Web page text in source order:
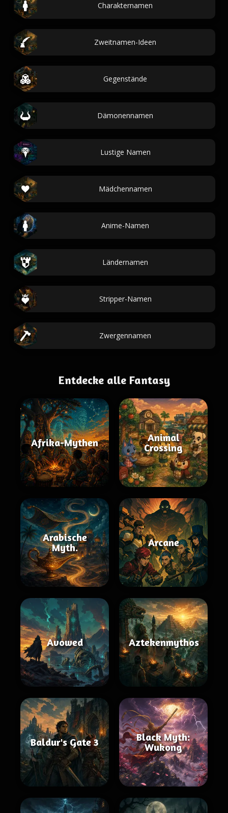
Charakternamen
Zweitnamen-Ideen
Gegenstände
Dämonennamen
Lustige Namen
Mädchennamen
Anime-Namen
Ländernamen
Stripper-Namen
Zwergennamen
Entdecke alle Fantasy
Afrika-Mythen
Animal
Crossing
Arabische
Myth.
Arcane
Avowed Aztekenmythos
Baldur's Gate 3
Black Myth:
Wukong